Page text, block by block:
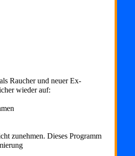
Raucher und neuer Ex-
wieder auf:
zunehmen. Dieses Programm